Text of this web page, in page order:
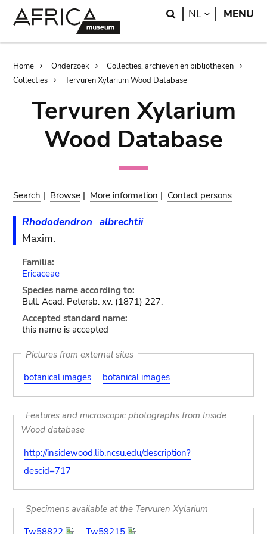
Search
NL LANGUAGE
MENU
Breadcrumb
Home Onderzoek
Collecties, archieven en bibliotheken
Collecties
Tervuren Xylarium Wood Database
Tervuren Xylarium
Wood Database
Search | Browse | More information | Contact persons
Rhododendron albrechtii
Maxim.
Familia:
Ericaceae
Species name according to:
Bull. Acad. Petersb. xv. (1871) 227.
Accepted standard name:
this name is accepted
Pictures from external sites
botanical images
botanical images
Features and microscopic photographs from Inside
Wood database
http://insidewood.lib.ncsu.edu/description?
descid=717
Specimens available at the Tervuren Xylarium
Tw58822
Tw59215